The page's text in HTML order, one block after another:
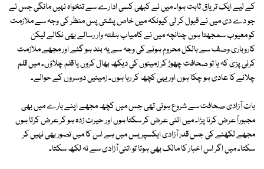
کے لیے ایک تریاق ثابت ہوا۔ میں نے کبھی کسی ادارے سے تنخواہ نہیں مانگی جس نے
جو دے دی میں نے قبول کر لی کیونکہ میں خاص پشتی پس منظر کی وجہ سے ملازمت
کو معیوب سمجھتا ہوں چنانچہ میں نے کامیاب ہفتہ وار رسالے بھی نکالے لیکن
کاروباری وصف سے بالکل محروم ہونے کی وجہ سے یہ بند ہو گئے اور مجھے ملازمت
کرنی پڑی کہ یا تو صحافت چھوڑ کر زمینوں کی دیکھ بھال کروں یا قلم چلاؤں۔ میں قلم
چلانے کا عادی ہو چکا ہوں اور یہی کچھ کر رہا ہوں۔ زمینیں دوسروں کے حوالے۔
بات آزادی صحافت سے شروع ہوئی تھی جس میں کچھ مجھے اپنے بارے میں بھی
مجبوراً عرض کرنا پڑا۔ میں اتنی عرض کر سکتا ہوں اور حیرت زدہ ہو کر عرض کرتا ہوں
مجھے لکھنے کی جس قدر آزادی ایکسپریس میں ہے اس کا میں تصور بھی نہیں کر
سکتا۔ میں اگر اس اخبار کا مالک بھی ہوتا تو اتنی آزادی سے نہ لکھ سکتا۔